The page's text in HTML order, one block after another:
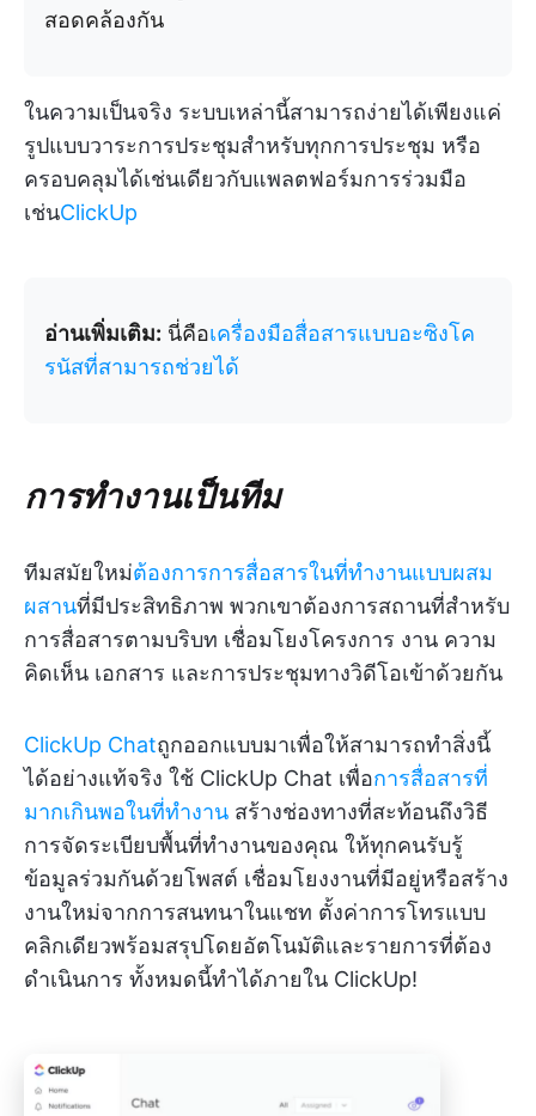
สอดคล้องกัน
ในความเป็นจริง ระบบเหล่านี้สามารถง่ายได้เพียงแค่
รูปแบบวาระการประชุมสำหรับทุกการประชุม หรือ
ครอบคลุมได้เช่นเดียวกับแพลตฟอร์มการร่วมมือ
เช่นClickUp
อ่านเพิ่มเติม: นี่คือเครื่องมือสื่อสารแบบอะซิงโค
รนัสที่สามารถช่วยได้
การทำงานเป็นทีม
ทีมสมัยใหม่ต้องการการสื่อสารในที่ทำงานแบบผสม
ผสานที่มีประสิทธิภาพ พวกเขาต้องการสถานที่สำหรับ
การสื่อสารตามบริบท เชื่อมโยงโครงการ งาน ความ
คิดเห็น เอกสาร และการประชุมทางวิดีโอเข้าด้วยกัน
ClickUp Chatถูกออกแบบมาเพื่อให้สามารถทำสิ่งนี้
ได้อย่างแท้จริง ใช้ ClickUp Chat เพื่อการสื่อสารที่
มากเกินพอในที่ทำงาน สร้างช่องทางที่สะท้อนถึงวิธี
การจัดระเบียบพื้นที่ทำงานของคุณ ให้ทุกคนรับรู้
ข้อมูลร่วมกันด้วยโพสต์ เชื่อมโยงงานที่มีอยู่หรือสร้าง
งานใหม่จากการสนทนาในแชท ตั้งค่าการโทรแบบ
คลิกเดียวพร้อมสรุปโดยอัตโนมัติและรายการที่ต้อง
ดำเนินการ ทั้งหมดนี้ทำได้ภายใน ClickUp!